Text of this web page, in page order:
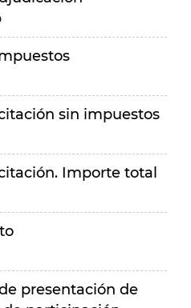
sin impuestos
Importe total
presentación de